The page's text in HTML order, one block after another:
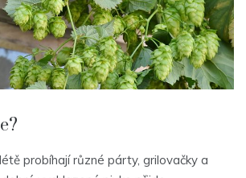
probíhají různé párty, grilovačky a